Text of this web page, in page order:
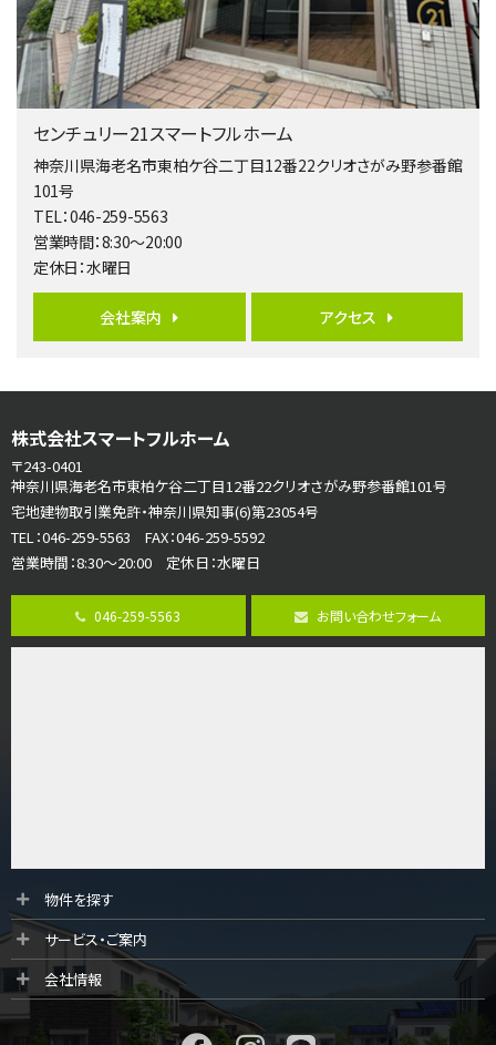
歩17分
南側道路に面しており日当たり良好。 キッチンから…
第5位
3,680万円
バ19分・ 歩8分
開放感があり日当たり良好な南西・北西角地区画。 …
第6位
4ＬＤＫ
さがみ野駅
海老名駅
バ15分 歩1分
リビングダイニング部分の床暖房完備 車並列2台駐…
第8位
3,990万円
4ＬＤＫ
古淵駅
第10位
3,598万円
長後駅
全棟ＬＤＫは16帖の4ＬＤＫ！食器洗い乾燥機や浴…
センチュリー21スマートフルホーム
神奈川県海老名市東柏ケ谷二丁目12番22クリオさがみ野参番館
101号
TEL：046-259-5563
営業時間：8:30～20:00
定休日：水曜日
会社案内 アクセス
株式会社スマートフルホーム
〒243-0401
神奈川県海老名市東柏ケ谷二丁目12番22クリオさがみ野参番館101号
宅地建物取引業免許・神奈川県知事(6)第23054号
TEL：046-259-5563 FAX：046-259-5592
営業時間：8:30～20:00 定休日：水曜日
046-259-5563 お問い合わせフォーム
物件を探す
サービス・ご案内
会社情報